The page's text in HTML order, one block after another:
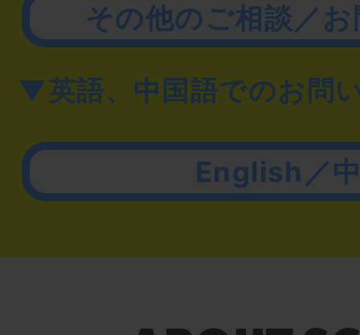
その他のご相談／
▼英語、中国語でのお問
English／